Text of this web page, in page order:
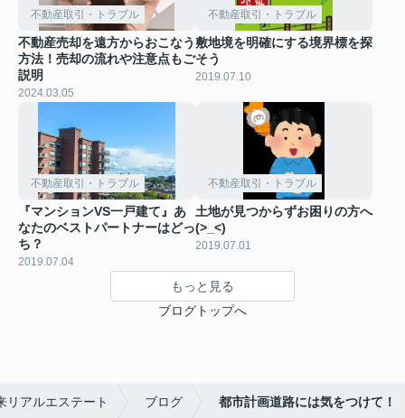
不動産取引・トラブル
不動産売却を遠方からおこなう
方法！売却の流れや注意点もご
説明
2024.03.05
不動産取引・トラブル
敷地境を明確にする境界標を探
そう
2019.07.10
不動産取引・トラブル
『マンションVS一戸建て』あ
なたのベストパートナーはどっ
ち？
2019.07.04
不動産取引・トラブル
土地が見つからずお困りの方へ
(>_<)
2019.07.01
もっと見る
ブログトップへ
リアルエステート ブログ 都市計画道路には気をつけて！